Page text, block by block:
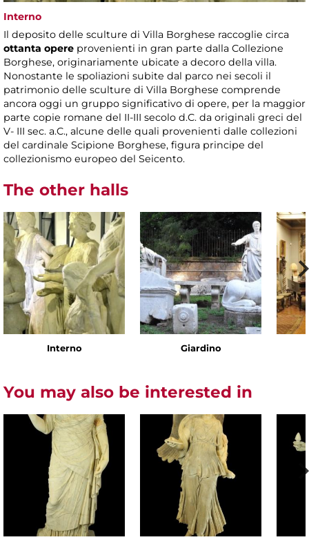
Interno
Il deposito delle sculture di Villa Borghese raccoglie circa
ottanta opere provenienti in gran parte dalla Collezione
Borghese, originariamente ubicate a decoro della villa.
Nonostante le spoliazioni subite dal parco nei secoli il
patrimonio delle sculture di Villa Borghese comprende
ancora oggi un gruppo significativo di opere, per la maggior
parte copie romane del II-III secolo d.C. da originali greci del
V- III sec. a.C., alcune delle quali provenienti dalle collezioni
del cardinale Scipione Borghese, figura principe del
collezionismo europeo del Seicento.
The other halls
Interno Giardino
You may also be interested in